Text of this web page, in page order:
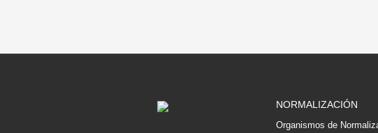
NORMALIZACIÓN
Organismos de